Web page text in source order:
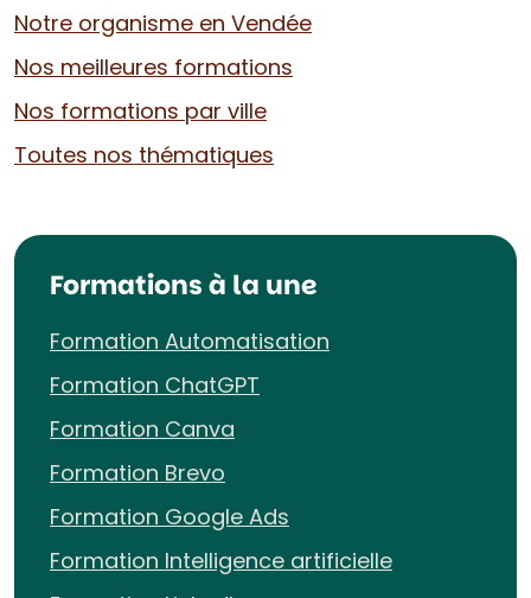
Notre organisme en Vendée
Nos meilleures formations
Nos formations par ville
Toutes nos thématiques
Formations à la une
Formation Automatisation
Formation ChatGPT
Formation Canva
Formation Brevo
Formation Google Ads
Formation Intelligence artificielle